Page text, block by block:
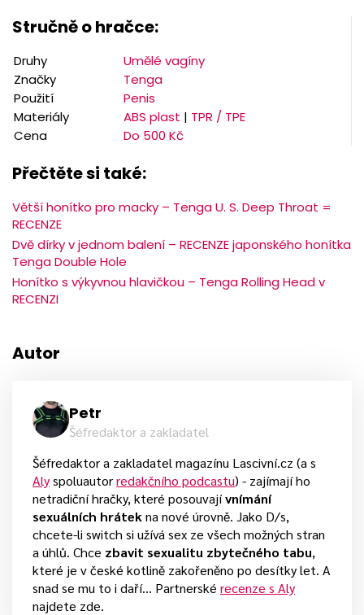
Stručně o hračce:
Druhy
Umělé vagíny
Značky
Tenga
Použití
Penis
Materiály
ABS plast | TPR / TPE
Cena
Do 500 Kč
Přečtěte si také:
Větší honítko pro macky – Tenga U. S. Deep Throat =
RECENZE
Dvě dírky v jednom balení – RECENZE japonského honítka
Tenga Double Hole
Honítko s výkyvnou hlavičkou – Tenga Rolling Head v
RECENZI
Autor
Petr
Šéfredaktor a zakladatel
Šéfredaktor a zakladatel magazínu Lascivní.cz (a s
Alyspoluautorredakčního podcastu) - zajímají ho
netradiční hračky, které posouvajívnímání
sexuálních hrátek na nové úrovně. Jako D/s,
chcete-li switch si užívá sex ze všech možných stran
a úhlů. Chce zbavit sexualitu zbytečného tabu,
které je v české kotlině zakořeněno po desítky let. A
snad se mu to i daří... Partnerské recenze s Aly
najdete zde.